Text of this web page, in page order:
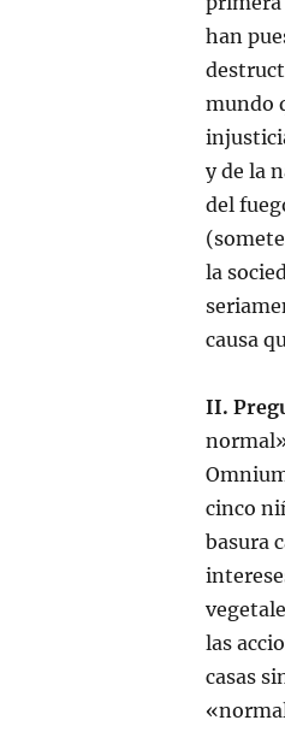
han
mundo
y de la
del
la
causa
II.
cinco
basura
las
casas